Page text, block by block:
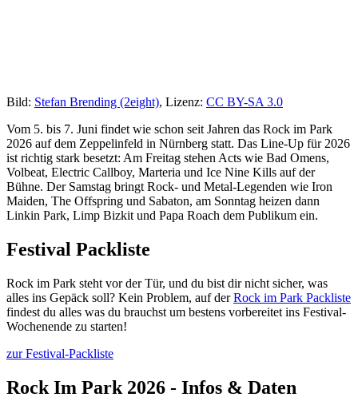
Bild: Stefan Brending (2eight), Lizenz: CC BY-SA 3.0
Vom 5. bis 7. Juni findet wie schon seit Jahren das Rock im Park
2026 auf dem Zeppelinfeld in Nürnberg statt. Das Line-Up für 2026
ist richtig stark besetzt: Am Freitag stehen Acts wie Bad Omens,
Volbeat, Electric Callboy, Marteria und Ice Nine Kills auf der
Bühne. Der Samstag bringt Rock- und Metal-Legenden wie Iron
Maiden, The Offspring und Sabaton, am Sonntag heizen dann
Linkin Park, Limp Bizkit und Papa Roach dem Publikum ein.
Festival Packliste
Rock im Park steht vor der Tür, und du bist dir nicht sicher, was
alles ins Gepäck soll? Kein Problem, auf derRock im Park Packliste
findest du alles was du brauchst um bestens vorbereitet ins Festival-
Wochenende zu starten!
zur Festival-Packliste
Rock Im Park 2026 - Infos & Daten